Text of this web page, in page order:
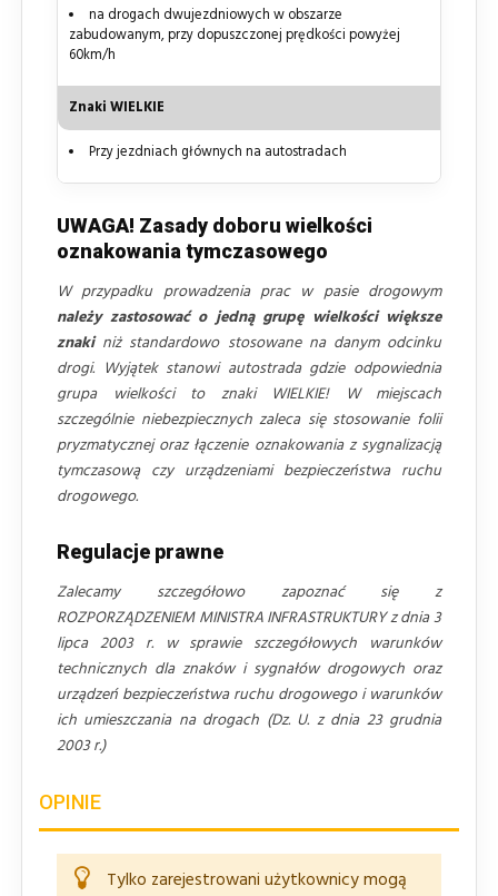
na drogach dwujezdniowych w obszarze
zabudowanym, przy dopuszczonej prędkości powyżej
60km/h
Znaki WIELKIE
Przy jezdniach głównych na autostradach
UWAGA! Zasady doboru wielkości
oznakowania tymczasowego
W przypadku prowadzenia prac w pasie drogowym
należy zastosować o jedną grupę wielkości większe
znakiniż standardowo stosowane na danym odcinku
drogi. Wyjątek stanowi autostrada gdzie odpowiednia
grupa wielkości to znaki WIELKIE! W miejscach
szczególnie niebezpiecznych zaleca się stosowanie folii
pryzmatycznej oraz łączenie oznakowania z sygnalizacją
tymczasową czy urządzeniami bezpieczeństwa ruchu
drogowego.
Regulacje prawne
Zalecamy szczegółowo zapoznać się z
ROZPORZĄDZENIEM MINISTRA INFRASTRUKTURY z dnia 3
lipca 2003 r. w sprawie szczegółowych warunków
technicznych dla znaków i sygnałów drogowych oraz
urządzeń bezpieczeństwa ruchu drogowego i warunków
ich umieszczania na drogach (Dz. U. z dnia 23 grudnia
2003 r.)
OPINIE
Tylko zarejestrowani użytkownicy mogą